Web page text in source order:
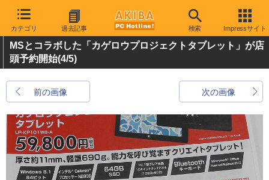
カテゴリ 過去記事 検索 Impressサイト
MSとコラボした「カゲロウプロジェクトタブレット」が店
頭予約開始(4/5)
前の画像 次の画像